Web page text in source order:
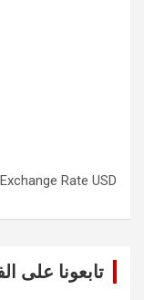
Exchange Rate USD
تابعونا على